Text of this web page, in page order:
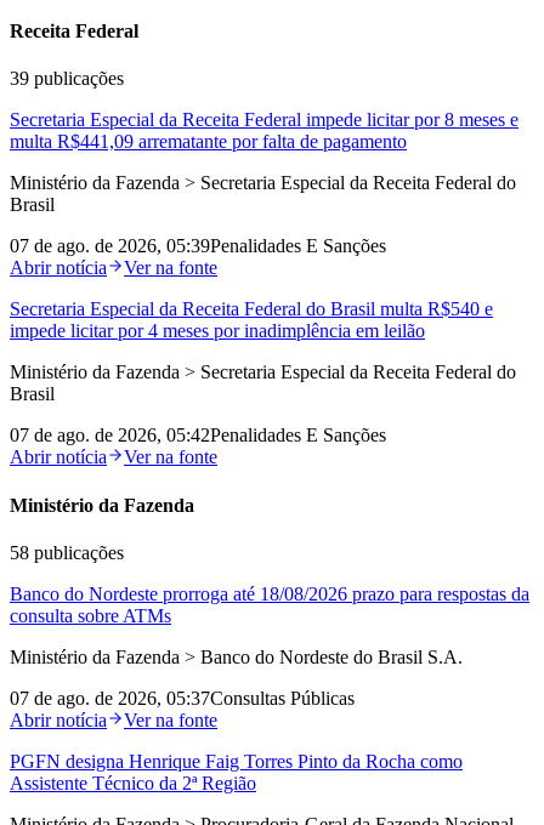
Receita Federal
39 publicações
Secretaria Especial da Receita Federal impede licitar por 8 meses e
multa R$441,09 arrematante por falta de pagamento
Ministério da Fazenda > Secretaria Especial da Receita Federal do
Brasil
07 de ago. de 2026, 05:39Penalidades E Sanções
Abrir notícia
Ver na fonte
Secretaria Especial da Receita Federal do Brasil multa R$540 e
impede licitar por 4 meses por inadimplência em leilão
Ministério da Fazenda > Secretaria Especial da Receita Federal do
Brasil
07 de ago. de 2026, 05:42Penalidades E Sanções
Abrir notícia
Ver na fonte
Ministério da Fazenda
58 publicações
Banco do Nordeste prorroga até 18/08/2026 prazo para respostas da
consulta sobre ATMs
Ministério da Fazenda > Banco do Nordeste do Brasil S.A.
07 de ago. de 2026, 05:37Consultas Públicas
Abrir notícia
Ver na fonte
PGFN designa Henrique Faig Torres Pinto da Rocha como
Assistente Técnico da 2ª Região